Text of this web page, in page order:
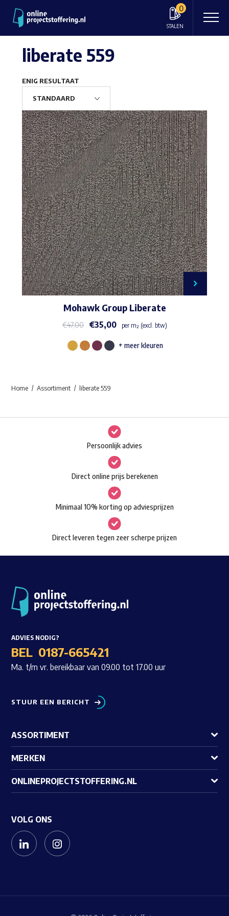
0
STALEN
Waar ben je naar op zoek?
liberate 559
ENIG RESULTAAT
Mohawk Group Liberate
€47,00 €35,00 per m² (excl. btw)
Dit
Deze
optie
kan
gekozen
worden
op
de
productpagina
+ meer kleuren
Home Assortiment liberate 559
Persoonlijk advies
Direct online prijs berekenen
Minimaal 10% korting op adviesprijzen
Direct leveren tegen zeer scherpe prijzen
ADVIES NODIG?
BEL 0187-665421
Ma. t/m vr. bereikbaar van 09.00 tot 17.00 uur
STUUR EEN BERICHT
ASSORTIMENT
MERKEN
ONLINEPROJECTSTOFFERING.NL
VOLG ONS